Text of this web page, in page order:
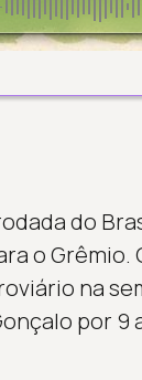
do
o Grêmio.
na
por 9